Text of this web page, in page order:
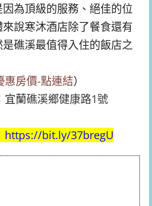
為頂級的服務、絕佳的位
說寒沐酒店除了餐食還有
礁溪最值得入住的飯店之
惠房價-點連結）
宜蘭礁溪鄉健康路1號
https://bit.ly/37bregU